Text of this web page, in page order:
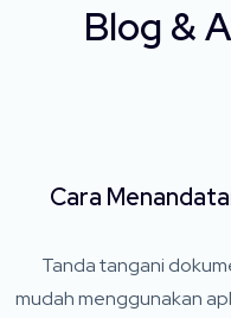
Blog &
Cara
Tanda tangani
mudah menggunakan